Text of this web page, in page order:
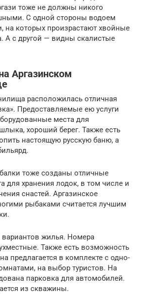
тоже не должны никого
С одной стороны водоем
на которых произрастают хвойные
А с другой — видны скалистые
Аргазинском
расположилась отличная
Предоставляемые ею услуги
места для
хороший берег. Также есть
настоящую русскую баню, а
тоже созданы отличные
для хранения лодок, в том числе и
снастей. Аргазинское
рыбаками считается лучшим
вариантов жилья. Номера
Также есть возможность
предлагается в комплекте с одно-
на выбор туристов. На
парковка для автомобилей.
из скважины.